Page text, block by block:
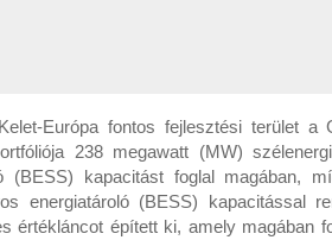
Európa fontos fejlesztési terület a
238 megawatt (MW)
(BESS) kapacitást foglal magában,
energiatároló (BESS) kapacitással
értékláncot épített ki, amely magában